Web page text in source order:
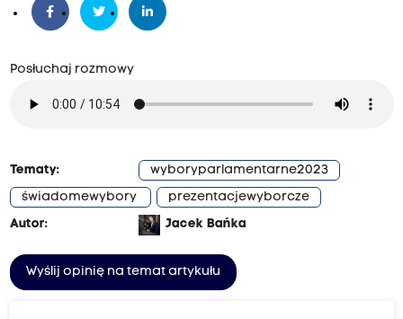
Posłuchaj rozmowy
Tematy:
wyboryparlamentarne2023
świadomewybory
prezentacjewyborcze
Autor:
Jacek Bańka
Wyślij opinię na temat artykułu